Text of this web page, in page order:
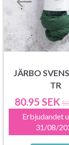
JÄRBO
TR
80.95 SEK
Erbjudandet
31/08/
Bli en del